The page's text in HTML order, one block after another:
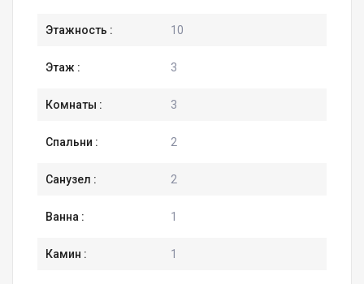
Этажность : 10
Этаж : 3
Комнаты : 3
Спальни : 2
Санузел : 2
Ванна : 1
Камин : 1